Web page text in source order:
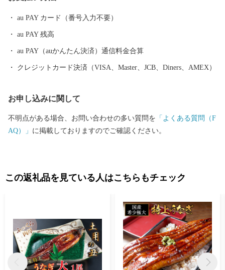
しい自然を誇る本市は、コウノトリをシンボルに「生きものと共
しており、平成２７年９月に「環境・文化創造都市宣言」を行い
ました。 本市では「働く」「住む」「子育て・教育」「妊娠・
赤ちゃん」などの情報が見つかる移住希望者向けポータルサイト
の監修をいただき整備した武生中央公園の「だるまちゃん広
場」、「パピプペポー広場」、「コウノトリ広場」には、休日た
くさんの家族づれでにぎわいます。 令和6年3月16日には北陸新
en.lg.jp
au PAY カード（番号入力不要）
au PAY 残高
au PAY（auかんたん決済）通信料金合算
クレジットカード決済（VISA、Master、JCB、Diners、AMEX）
お申し込みに関して
不明点がある場合、お問い合わせの多い質問を 「よくある質問（F
AQ）」 に掲載しておりますのでご確認ください。
この返礼品を見ている人はこちらもチェック